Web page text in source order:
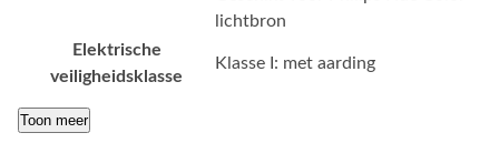
lichtbron
Elektrische
veiligheidsklasse
Klasse I: met aarding
Toon meer